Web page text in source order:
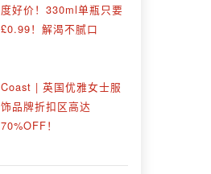
度好价！330ml单瓶只要
£0.99！解渴不腻口
Coast | 英国优雅女士服
饰品牌折扣区高达
70%OFF！